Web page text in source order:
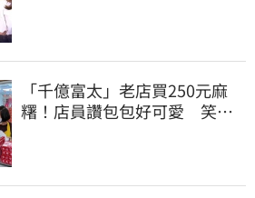
「千億富太」老店買250元麻
糬！店員讚包包好可愛 笑